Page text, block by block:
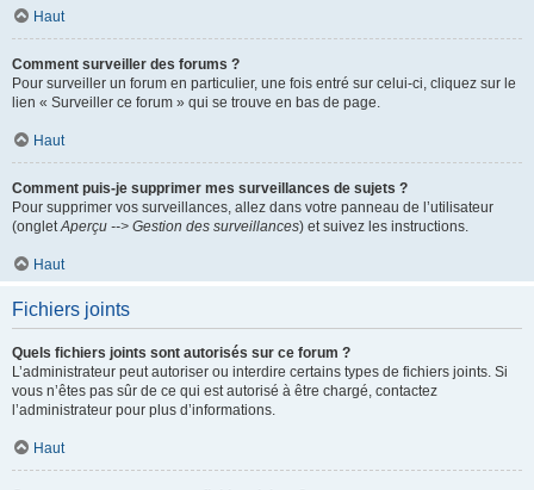
Haut
Comment surveiller des forums ?
Pour surveiller un forum en particulier, une fois entré sur celui-ci, cliquez sur le
lien « Surveiller ce forum » qui se trouve en bas de page.
Haut
Comment puis-je supprimer mes surveillances de sujets ?
Pour supprimer vos surveillances, allez dans votre panneau de l’utilisateur
(ongletAperçu --> Gestion des surveillances) et suivez les instructions.
Haut
Fichiers joints
Quels fichiers joints sont autorisés sur ce forum ?
L’administrateur peut autoriser ou interdire certains types de fichiers joints. Si
vous n’êtes pas sûr de ce qui est autorisé à être chargé, contactez
l’administrateur pour plus d’informations.
Haut